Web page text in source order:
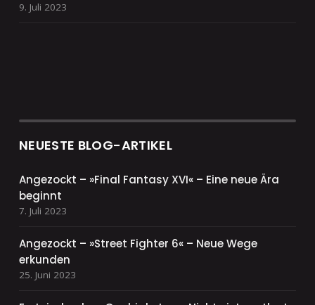
9. Juli 2023
NEUESTE BLOG-ARTIKEL
Angezockt – »Final Fantasy XVI« – Eine neue Ära
beginnt
7. Juli 2023
Angezockt – »Street Fighter 6« – Neue Wege
erkunden
25. Juni 2023